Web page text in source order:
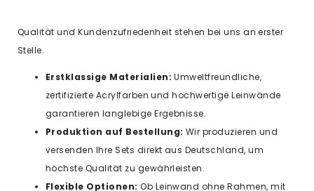
Qualität und Kundenzufriedenheit stehen bei uns an erster
Stelle.
Erstklassige Materialien: Umweltfreundliche,
zertifizierte Acrylfarben und hochwertige Leinwände
garantieren langlebige Ergebnisse.
Produktion auf Bestellung: Wir produzieren und
versenden Ihre Sets direkt aus Deutschland, um
höchste Qualität zu gewährleisten.
Flexible Optionen: Ob Leinwand ohne Rahmen, mit